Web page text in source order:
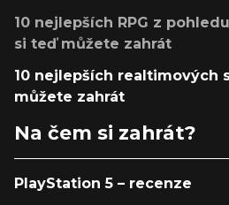
10 nejlepších RPG z
si teď můžete zahrát
10 nejlepších realtimových
můžete zahrát
Na čem si zahrát?
PlayStation 5 – recenze